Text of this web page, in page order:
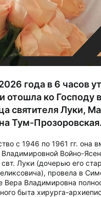
года в 6 часов
отошла ко Господу
святителя Луки,
Тум-Прозоровская.
с 1946 по 1961 гг. она
Войно-
Луки (дочерью его
провела в
Вера Владимировна
быта хирурга-